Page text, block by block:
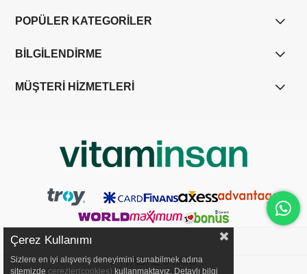
POPÜLER KATEGORİLER
BİLGİLENDİRME
MÜŞTERİ HİZMETLERİ
YASAL UYARI
Çerez Kullanımı
Sizlere en iyi alışveriş deneyimini sunabilmek adına
sitemizde çerezler(cookies) kullanmaktayız. Detaylı bilgi